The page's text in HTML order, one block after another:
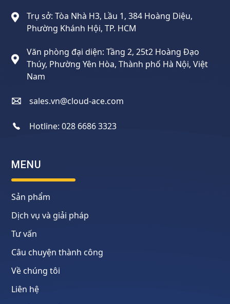
Trụ sở: Tòa Nhà H3, Lầu 1, 384 Hoàng Diệu,
Phường Khánh Hội, TP. HCM
Văn phòng đại diện: Tầng 2, 25t2 Hoàng Đạo
Thúy, Phường Yên Hòa, Thành phố Hà Nội, Việt
Nam
sales.vn@cloud-ace.com
Hotline:028 6686 3323
MENU
Sản phẩm
Dịch vụ và giải pháp
Tư vấn
Câu chuyện thành công
Về chúng tôi
Liên hệ